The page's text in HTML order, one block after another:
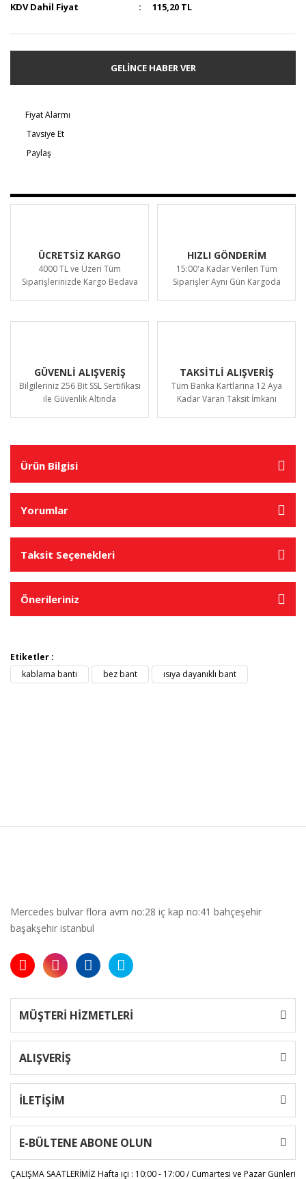
KDV Dahil Fiyat
115,20 TL
GELİNCE HABER VER
Fiyat Alarmı
Tavsiye Et
Paylaş
ÜCRETSİZ KARGO
4000 TL ve Üzeri Tüm
Siparişlerinizde Kargo Bedava
HIZLI GÖNDERİM
15:00'a Kadar Verilen Tüm
Siparişler Aynı Gün Kargoda
GÜVENLİ ALIŞVERİŞ
Bilgileriniz 256 Bit SSL Sertifikası
ile Güvenlik Altında
TAKSİTLİ ALIŞVERİŞ
Tüm Banka Kartlarına 12 Aya
Kadar Varan Taksit İmkanı
Ürün Bilgisi
Yorumlar
Taksit Seçenekleri
Önerileriniz
Etiketler :
kablama bantı
bez bant ısıya dayanıklı bant
Mercedes bulvar flora avm no:28 iç kap no:41 bahçeşehir
başakşehir istanbul
MÜŞTERİ HİZMETLERİ
ALIŞVERİŞ
İLETİŞİM
E-BÜLTENE ABONE OLUN
ÇALIŞMA SAATLERİMİZHafta içi : 10:00 - 17:00 / Cumartesi ve Pazar Günleri